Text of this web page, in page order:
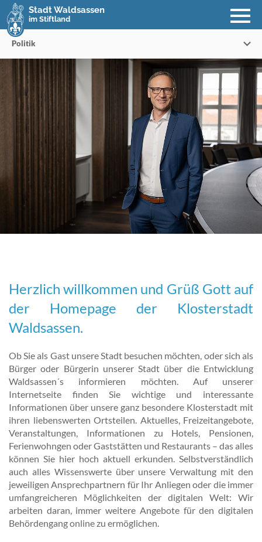
Stadt Waldsassen
im Stiftland
Politik
Herzlich willkommen und Grüß Gott auf
der Homepage der Klosterstadt
Waldsassen.
Ob Sie als Gast unsere Stadt besuchen möchten, oder sich als
Bürger oder Bürgerin unserer Stadt über die Entwicklung
Waldsassen´s informieren möchten. Auf unserer
Internetseite finden Sie wichtige und interessante
Informationen über unsere ganz besondere Klosterstadt mit
ihren liebenswerten Ortsteilen. Aktuelles, Freizeitangebote,
Veranstaltungen, Informationen zu Hotels, Pensionen,
Ferienwohngen oder Gaststätten und Restaurants – das alles
können Sie hier hoch aktuell erkunden. Selbstverständlich
auch alles Wissenswerte über unsere Verwaltung mit den
jeweiligen Ansprechpartnern für Ihr Anliegen oder die immer
umfangreicheren Möglichkeiten der digitalen Welt: Wir
arbeiten daran, immer weitere Angebote für den digitalen
Behördengang online zu ermöglichen.